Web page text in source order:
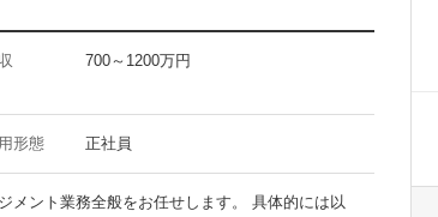
700～1200万円
形態 正社員
メント業務全般をお任せします。 具体的には以